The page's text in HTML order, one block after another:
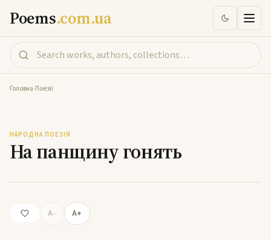
Poems.com.ua
Головна-Поезії
НАРОДНА ПОЕЗІЯ
На панщину гонять
A- A+